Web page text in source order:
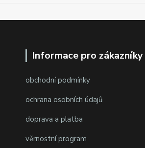
Informace pro zákazníky
obchodní podmínky
ochrana osobních údajů
doprava a platba
věrnostní program